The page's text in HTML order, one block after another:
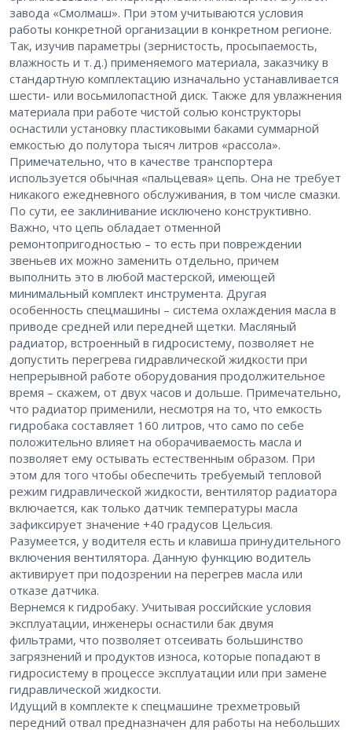
завода «Смолмаш». При этом учитываются условия
работы конкретной организации в конкретном регионе.
Так, изучив параметры (зернистость, просыпаемость,
влажность и т. д.) применяемого материала, заказчику в
стандартную комплектацию изначально устанавливается
шести- или восьмилопастной диск. Также для увлажнения
материала при работе чистой солью конструкторы
оснастили установку пластиковыми баками суммарной
емкостью до полутора тысяч литров «рассола».
Примечательно, что в качестве транспортера
используется обычная «пальцевая» цепь. Она не требует
никакого ежедневного обслуживания, в том числе смазки.
По сути, ее заклинивание исключено конструктивно.
Важно, что цепь обладает отменной
ремонтопригодностью – то есть при повреждении
звеньев их можно заменить отдельно, причем
выполнить это в любой мастерской, имеющей
минимальный комплект инструмента. Другая
особенность спецмашины – система охлаждения масла в
приводе средней или передней щетки. Масляный
радиатор, встроенный в гидросистему, позволяет не
допустить перегрева гидравлической жидкости при
непрерывной работе оборудования продолжительное
время – скажем, от двух часов и дольше. Примечательно,
что радиатор применили, несмотря на то, что емкость
гидробака составляет 160 литров, что само по себе
положительно влияет на оборачиваемость масла и
позволяет ему остывать естественным образом. При
этом для того чтобы обеспечить требуемый тепловой
режим гидравлической жидкости, вентилятор радиатора
включается, как только датчик температуры масла
зафиксирует значение +40 градусов Цельсия.
Разумеется, у водителя есть и клавиша принудительного
включения вентилятора. Данную функцию водитель
активирует при подозрении на перегрев масла или
отказе датчика.
Вернемся к гидробаку. Учитывая российские условия
эксплуатации, инженеры оснастили бак двумя
фильтрами, что позволяет отсеивать большинство
загрязнений и продуктов износа, которые попадают в
гидросистему в процессе эксплуатации или при замене
гидравлической жидкости.
Идущий в комплекте к спецмашине трехметровый
передний отвал предназначен для работы на небольших